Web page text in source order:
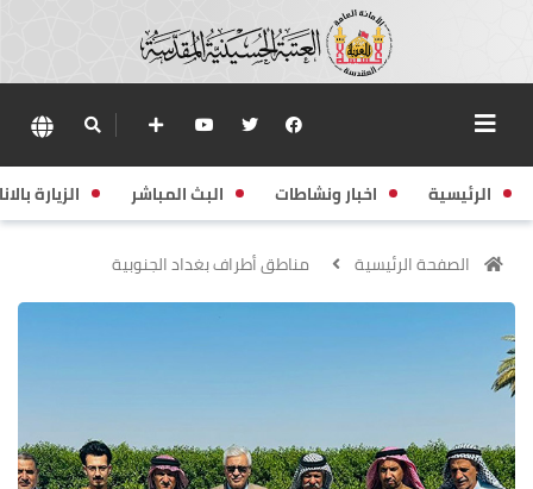
الرئيسية اخبار ونشاطات البث المباشر الزيارة
الصفحة الرئيسية مناطق أطراف بغداد الجنوبية